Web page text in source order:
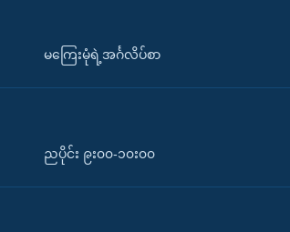
မကြေးမုံရဲ့အင်္ဂလိပ်စာ
ညပိုင်း ၉း၀၀-၁၀း၀၀